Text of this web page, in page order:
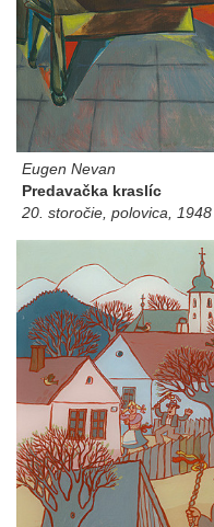
Eugen Nevan
Predavačka kraslíc
20. storočie, polovica, 1948